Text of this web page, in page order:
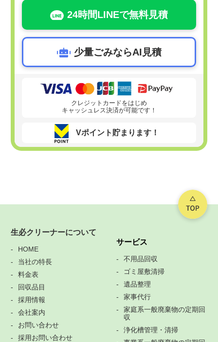
24時間LINEで無料見積
少量ごみならAI見積
クレジットカードをはじめ
キャッシュレス決済が可能です！
Vポイント貯まります！
生必クリーナーについて
HOME
当社の特長
料金表
回収品目
採用情報
会社案内
お問い合わせ
採用お問い合わせ
サービス
不用品回収
ゴミ屋敷清掃
遺品整理
家事代行
家庭系一般廃棄物の定期回
収
浄化槽管理・清掃